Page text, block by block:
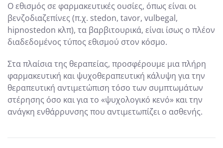
Ο εθισμός σε φαρμακευτικές ουσίες, όπως είναι οι
βενζοδιαζεπίνες (π.χ. stedon, tavor, vulbegal,
hipnostedon κλπ), τα βαρβιτουρικά, είναι ίσως ο πλέον
διαδεδομένος τύπος εθισμού στον κόσμο.
Στα πλαίσια της θεραπείας, προσφέρουμε μια πλήρη
φαρμακευτική και ψυχοθεραπευτική κάλυψη για την
θεραπευτική αντιμετώπιση τόσο των συμπτωμάτων
στέρησης όσο και για το «ψυχολογικό κενό» και την
ανάγκη ενθάρρυνσης που αντιμετωπίζει ο ασθενής.